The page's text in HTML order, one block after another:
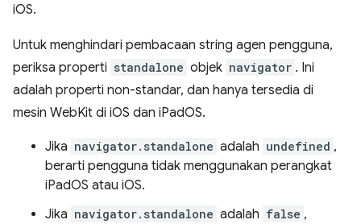
iOS.
Untuk menghindari pembacaan string agen pengguna,
periksa properti standalone objek navigator . Ini
adalah properti non-standar, dan hanya tersedia di
mesin WebKit di iOS dan iPadOS.
Jika navigator.standalone adalah undefined ,
berarti pengguna tidak menggunakan perangkat
iPadOS atau iOS.
Jika navigator.standalone adalah false ,